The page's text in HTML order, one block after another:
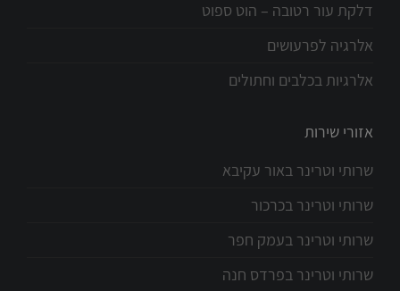
דלקת עור רטובה – הוט ספוט
אלרגיה לפרעושים
אלרגיות בכלבים וחתולים
אזורי שירות
שרותי וטרינר באור עקיבא
שרותי וטרינר בכרכור
שרותי וטרינר בעמק חפר
שרותי וטרינר בפרדס חנה